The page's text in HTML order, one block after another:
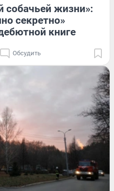
собачьей жизни»:
секретно»
книге
Обсудить